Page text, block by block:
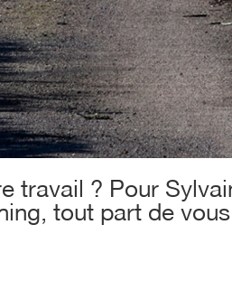
travail ? Pour
tout part de